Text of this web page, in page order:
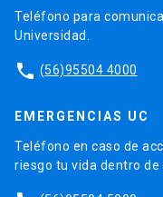
Teléfono para
Universidad.
phone (56)95504 4000
EMERGENCIAS UC
Teléfono en caso de
riesgo tu vida dentro de